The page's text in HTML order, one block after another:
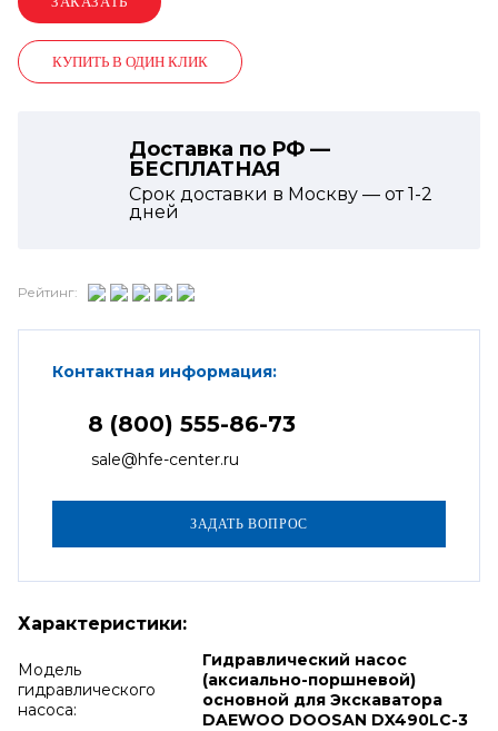
КУПИТЬ В ОДИН КЛИК
Доставка по РФ —
БЕСПЛАТНАЯ
Срок доставки в Москву — от1-2
дней
Рейтинг:
Контактная информация:
8 (800) 555-86-73
sale@hfe-center.ru
Характеристики:
Модель
гидравлического
насоса:
Гидравлический насос
(аксиально-поршневой)
основной для Экскаватора
DAEWOO DOOSAN DX490LC-3